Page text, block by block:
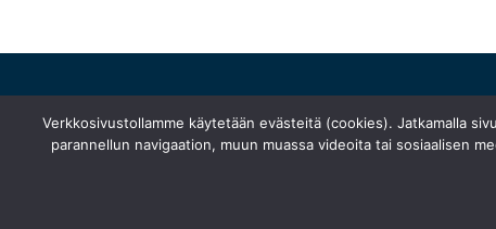
huolto@turunfillarihuolto.fi
Palometsäntie 14, 20610 Turku
Verkkosivustollamme käytetään evästeitä (cookies). Jatkamalla
parannellun navigaation, muun muassa videoita tai sosiaalisen